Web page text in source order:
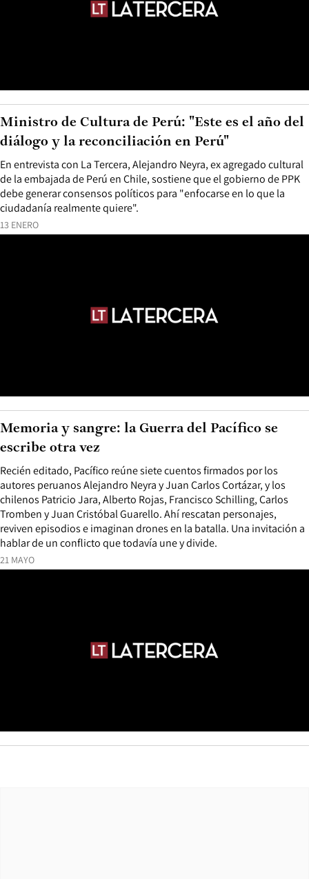
13 ENERO
En entrevista con La Tercera, Alejandro Neyra, ex agregado cultural
de la embajada de Perú en Chile, sostiene que el gobierno de PPK
debe generar consensos políticos para "enfocarse en lo que la
ciudadanía realmente quiere".
Ministro de Cultura de Perú: "Este es el año del
diálogo y la reconciliación en Perú"
21 MAYO
Recién editado, Pacífico reúne siete cuentos firmados por los
autores peruanos Alejandro Neyra y Juan Carlos Cortázar, y los
chilenos Patricio Jara, Alberto Rojas, Francisco Schilling, Carlos
Tromben y Juan Cristóbal Guarello. Ahí rescatan personajes,
reviven episodios e imaginan drones en la batalla. Una invitación a
hablar de un conflicto que todavía une y divide.
Memoria y sangre: la Guerra del Pacífico se
escribe otra vez